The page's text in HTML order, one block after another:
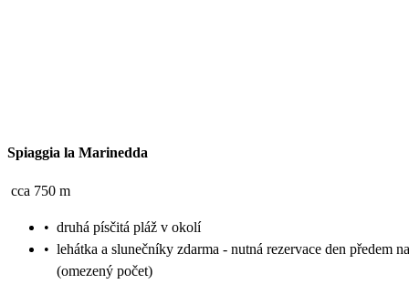
Spiaggia la Marinedda
cca 750 m
• druhá písčitá pláž v okolí
• lehátka a slunečníky zdarma - nutná rezervace den předem
(omezený počet)